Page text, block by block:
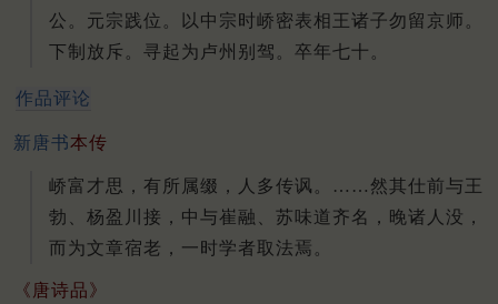
公。元宗践位。以中宗时峤密表相王诸子勿留京师。
下制放斥。寻起为卢州别驾。卒年七十。
作品评论
新唐书本传
峤富才思，有所属缀，人多传讽。……然其仕前与王
勃、杨盈川接，中与崔融、苏味道齐名，晚诸人没，
而为文章宿老，一时学者取法焉。
《唐诗品》